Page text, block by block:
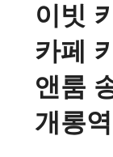
이빗
카페
앤룸
개롱